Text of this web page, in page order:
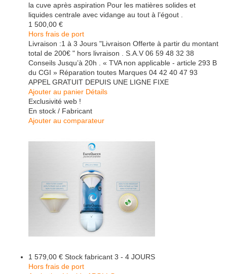
la cuve après aspiration Pour les matières solides et
liquides centrale avec vidange au tout à l’égout .
1 500,00 €
Hors frais de port
Livraison :1 à 3 Jours "Livraison Offerte à partir du montant
total de 200€ " hors livraison . S.A.V 06 59 48 32 38
Conseils Jusqu’à 20h . « TVA non applicable - article 293 B
du CGI » Réparation toutes Marques 04 42 40 47 93
APPEL GRATUIT DEPUIS UNE LIGNE FIXE
Ajouter au panier Détails
Exclusivité web !
En stock / Fabricant
Ajouter au comparateur
1 579,00 € Stock fabricant 3 - 4 JOURS
Hors frais de port